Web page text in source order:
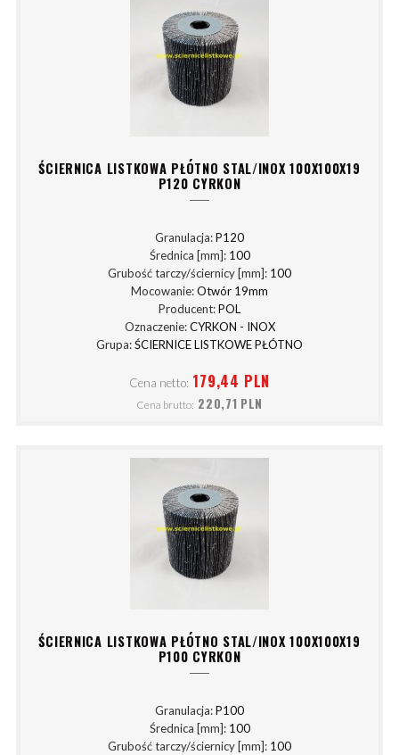
ŚCIERNICA LISTKOWA PŁÓTNO STAL/INOX 100X100X19
P120 CYRKON
Granulacja:P120
Średnica [mm]: 100
Grubość tarczy/ściernicy [mm]: 100
Mocowanie:Otwór 19mm
Producent:POL
Oznaczenie:CYRKON - INOX
Grupa:ŚCIERNICE LISTKOWE PŁÓTNO
Cena netto: 179,44 PLN
Cena brutto: 220,71 PLN
ŚCIERNICA LISTKOWA PŁÓTNO STAL/INOX 100X100X19
P100 CYRKON
Granulacja:P100
Średnica [mm]: 100
Grubość tarczy/ściernicy [mm]: 100